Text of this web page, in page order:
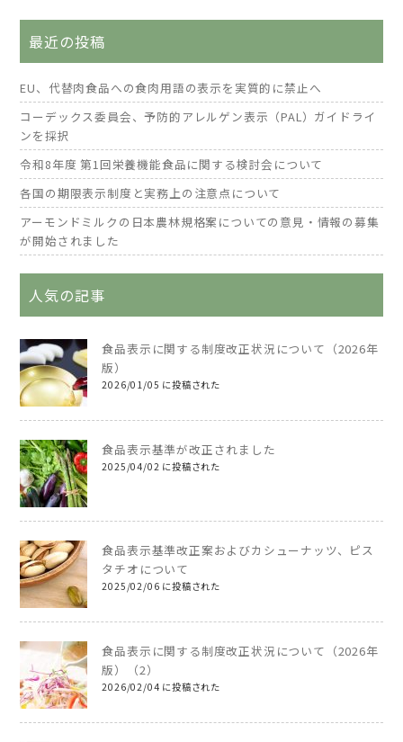
最近の投稿
EU、代替肉食品への食肉用語の表示を実質的に禁止へ
コーデックス委員会、予防的アレルゲン表示（PAL）ガイドライ
ンを採択
令和8年度 第1回栄養機能食品に関する検討会について
各国の期限表示制度と実務上の注意点について
アーモンドミルクの日本農林規格案についての意見・情報の募集
が開始されました
人気の記事
食品表示に関する制度改正状況について（2026年
版）
2026/01/05 に投稿された
食品表示基準が改正されました
2025/04/02 に投稿された
食品表示基準改正案およびカシューナッツ、ピス
タチオについて
2025/02/06 に投稿された
食品表示に関する制度改正状況について（2026年
版）（2）
2026/02/04 に投稿された